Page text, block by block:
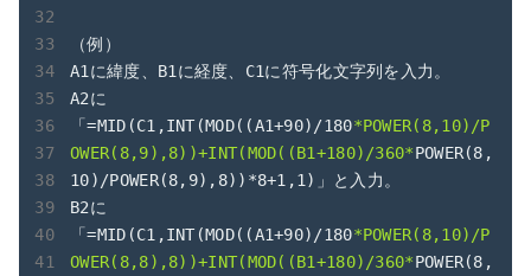
（例）
A1に緯度、B1に経度、C1に符号化文字列を入力。
A2に
「=MID(C1,INT(MOD((A1+90)/180*POWER(8,10)/P
OWER(8,9),8))+INT(MOD((B1+180)/360*POWER(8,
10)/POWER(8,9),8))*8+1,1)」と入力。
B2に
「=MID(C1,INT(MOD((A1+90)/180*POWER(8,10)/P
OWER(8,8),8))+INT(MOD((B1+180)/360*POWER(8,